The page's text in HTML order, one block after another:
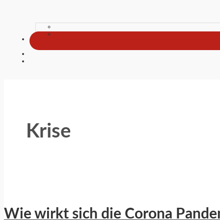
Krise
Wie wirkt sich die Corona